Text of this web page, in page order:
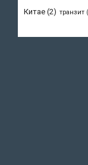
Китае (2) транзит